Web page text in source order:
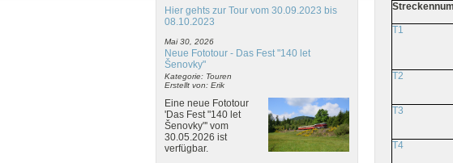
Hier gehts zur Tour vom 30.09.2023 bis
08.10.2023
Mai 30, 2026
Neue Fototour - Das Fest "140 let
Šenovky"
Kategorie: Touren
Erstellt von: Erik
Eine neue Fototour
'Das Fest "140 let
Šenovky"' vom
30.05.2026 ist
verfügbar.
T1
T2
T3
T4